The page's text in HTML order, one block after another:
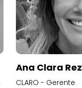
Ana Clara
CLARO - Gerente